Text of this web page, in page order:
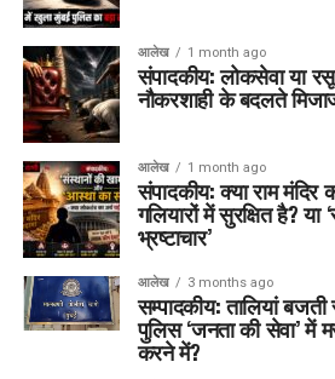
आलेख 1 month ago
संपादकीय: लोकसेवा या
नौकरशाही के बदलते
आलेख 1 month ago
संपादकीय: क्या राम मंदिर
गलियारों में सुरक्षित है? या
भ्रष्टाचार’
आलेख 3 months ago
सम्पादकीय: तालियां बजती
पुलिस ‘जनता की सेवा’ में
करने में?